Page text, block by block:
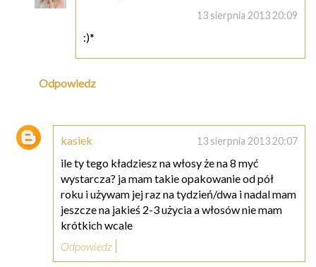
13 sierpnia 2013 20:09
:)*
Odpowiedz
kasiek 13 sierpnia 2013 20:07
ile ty tego kładziesz na włosy że na 8 myć
wystarcza? ja mam takie opakowanie od pół
roku i używam jej raz na tydzień/dwa i nadal mam
jeszcze na jakieś 2-3 użycia a włosów nie mam
krótkich wcale
Odpowiedz